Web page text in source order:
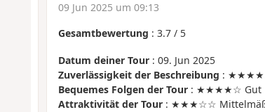
09 Jun 2025 um 09:13
Gesamtbewertung : 3.7/ 5
Datum deiner Tour: 09. Jun 2025
Zuverlässigkeit der Beschreibung :
Bequemes Folgen der Tour: ★★★★☆ Gut
Attraktivität der Tour: ★★★☆☆